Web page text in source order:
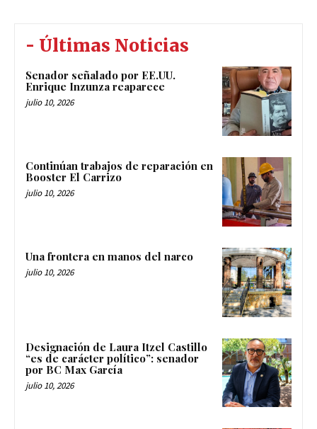
- Últimas Noticias
Senador señalado por EE.UU.
Enrique Inzunza reaparece
julio 10, 2026
Continúan trabajos de reparación en
Booster El Carrizo
julio 10, 2026
Una frontera en manos del narco
julio 10, 2026
Designación de Laura Itzel Castillo
“es de carácter político”: senador
por BC Max García
julio 10, 2026